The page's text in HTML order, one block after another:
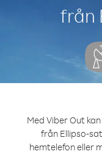
från
Med Viber Out
från Ellipso-
hemtelefon eller